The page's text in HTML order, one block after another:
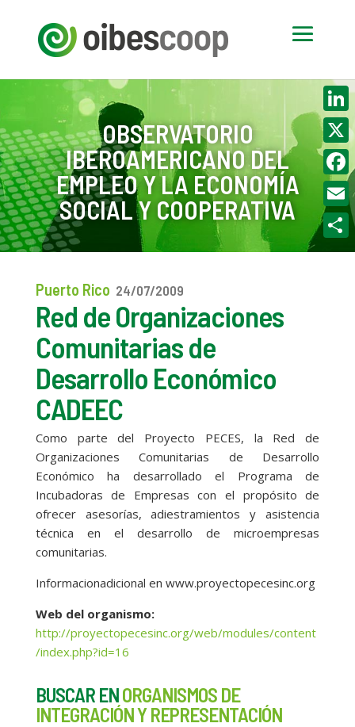
OBSERVATORIO
IBEROAMERICANO DEL
EMPLEO Y LA ECONOMÍA
SOCIAL Y COOPERATIVA
Puerto Rico 24/07/2009
Red de Organizaciones
Comunitarias de
Desarrollo Económico
CADEEC
Como parte del Proyecto PECES, la Red de
Organizaciones Comunitarias de Desarrollo
Económico ha desarrollado el Programa de
Incubadoras de Empresas con el propósito de
ofrecer asesorías, adiestramientos y asistencia
técnica en el desarrollo de microempresas
comunitarias.
Informacionadicional en www.proyectopecesinc.org
Web del organismo:
http://proyectopecesinc.org/web/modules/content
/index.php?id=16
BUSCAR ENORGANISMOS DE
INTEGRACIÓN Y REPRESENTACIÓN
X
Email